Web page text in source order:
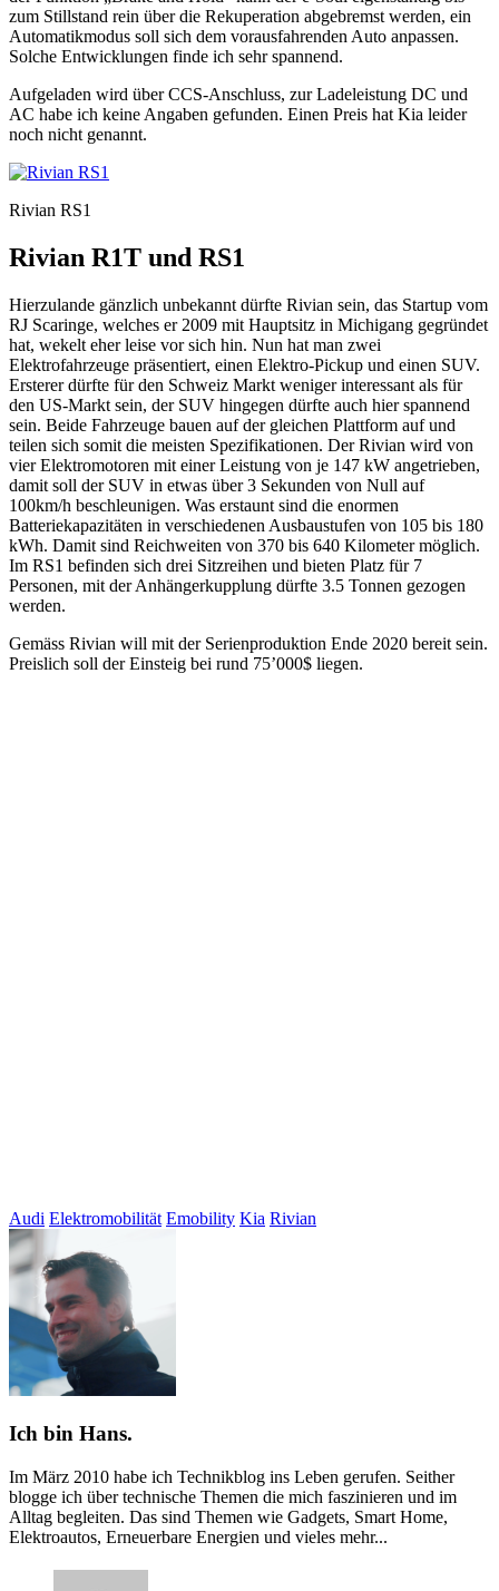
zum Stillstand rein über die Rekuperation abgebremst werden, ein
Automatikmodus soll sich dem vorausfahrenden Auto anpassen.
Solche Entwicklungen finde ich sehr spannend.
Aufgeladen wird über CCS-Anschluss, zur Ladeleistung DC und
AC habe ich keine Angaben gefunden. Einen Preis hat Kia leider
noch nicht genannt.
Rivian RS1
Rivian R1T und RS1
Hierzulande gänzlich unbekannt dürfte Rivian sein, das Startup vom
RJ Scaringe, welches er 2009 mit Hauptsitz in Michigang gegründet
hat, wekelt eher leise vor sich hin. Nun hat man zwei
Elektrofahrzeuge präsentiert, einen Elektro-Pickup und einen SUV.
Ersterer dürfte für den Schweiz Markt weniger interessant als für
den US-Markt sein, der SUV hingegen dürfte auch hier spannend
sein. Beide Fahrzeuge bauen auf der gleichen Plattform auf und
teilen sich somit die meisten Spezifikationen. Der Rivian wird von
vier Elektromotoren mit einer Leistung von je 147 kW angetrieben,
damit soll der SUV in etwas über 3 Sekunden von Null auf
100km/h beschleunigen. Was erstaunt sind die enormen
Batteriekapazitäten in verschiedenen Ausbaustufen von 105 bis 180
kWh. Damit sind Reichweiten von 370 bis 640 Kilometer möglich.
Im RS1 befinden sich drei Sitzreihen und bieten Platz für 7
Personen, mit der Anhängerkupplung dürfte 3.5 Tonnen gezogen
werden.
Gemäss Rivian will mit der Serienproduktion Ende 2020 bereit sein.
Preislich soll der Einsteig bei rund 75’000$ liegen.
Audi Elektromobilität Emobility Kia Rivian
Ich bin Hans.
Im März 2010 habe ich Technikblog ins Leben gerufen. Seither
blogge ich über technische Themen die mich faszinieren und im
Alltag begleiten. Das sind Themen wie Gadgets, Smart Home,
Elektroautos, Erneuerbare Energien und vieles mehr...